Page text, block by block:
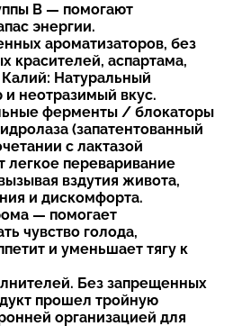
B — помогают
энергии.
ароматизаторов, без
красителей, аспартама,
Натуральный
и неотразимый вкус.
ферменты / блокаторы
(запатентованный
с лактазой
легкое переваривание
вздутия живота,
и дискомфорта.
— помогает
чувство голода,
и уменьшает тягу к
Без запрещенных
прошел тройную
организацией для